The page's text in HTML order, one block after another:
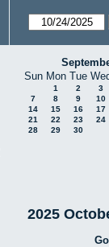
Sun Mon Tue
1 2
3
7
8 9
10
14
15 16
17
21
22 23
24
28
29 30
2025